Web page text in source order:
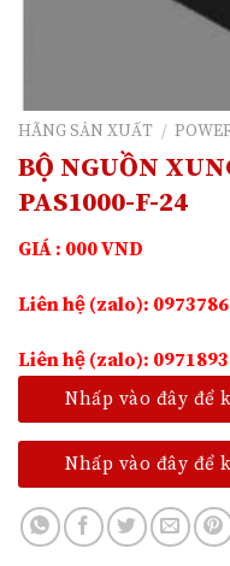
HÃNG SẢN XUẤT /
BỘ NGUỒN
PAS1000-F-24
GIÁ : 000 VND
Liên hệ (zalo):
Liên hệ (zalo):
Nhấp vào đây để
Nhấp vào đây để